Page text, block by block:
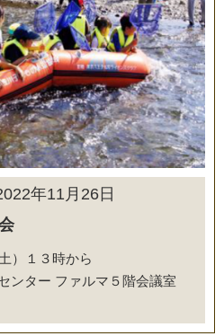
年11月26日
）１３時から
ンター ファルマ５階会議室